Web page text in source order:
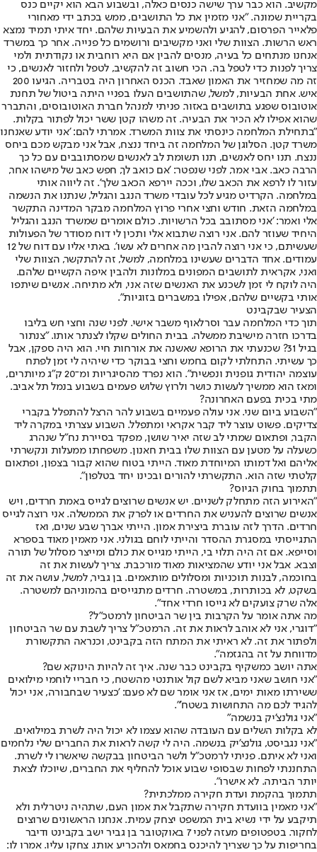
מקשיב. הוא כבר ערך שישה כנסים כאלה, ובשבוע הבא הוא יקיים כנס
בקריית שמונה. "אני מזמין את כל התושבים, ממש בכתב ידי מאחורי
פלאייר הפרסום, להגיע ולהשמיע את הבעיות שלהם. יחד איתי תמיד נמצא
ראש הרשות. הצוות שלי ואני מקשיבים ורושמים כל פנייה. אחר כך במשרד
אנחנו מנתחים כל בעיה, מנסים להבין אם היא רוחבית או נקודתית ולמי
צריך לפנות כדי לטפל בה. הכי חשוב זה להקשיב, לטפל ולחזור לאנשים, כי
זה מה שמחזיר את האמון שאבד. הכנס האחרון היה בטבריה. הגיעו 200
איש. אחת הבעיות, למשל, שהתושבים העלו בפניי היתה ביטול של תחנת
אוטובוס שפגע בתושבים באזור. פניתי למנהל חברת האוטובוסים, והתברר
שהוא אפילו לא הכיר את הבעיה. זה משהו קטן ששר יכול לפתור בקלות.
"בתחילת המלחמה כינסתי את צוות המשרד. אמרתי להם: 'אני יודע שאנחנו
משרד קטן. הסלוגן של המלחמה זה ביחד ננצח, אבל אני מבקש מכם ביחס
ננצח. תנו יחס לאנשים, תנו תשומת לב לאנשים שמסתובבים עם כל כך
הרבה כאב. אבי אמר, לפני שנפטר: 'אם כואב לך, חפש כאב של מישהו אחר,
עזור לו לרפא את הכאב שלו, וככה יירפא הכאב שלך'. זה ליווה אותי
במלחמה. הקרדיט מגיע לכל עובדי משרד הנגב והגליל, שנתנו את הנשמה
במלחמה הזאת. חודש וחצי אחרי פרוץ המלחמה מבקר המדינה התקשר
אלי ואמר: 'אני מסתובב בכל הרשויות. כולם אומרים שמשרד הנגב והגליל
היחיד שעוזר להם. אני רוצה שתבוא אלי ותכין לי דוח מסודר של הפעולות
שעשיתם, כי אני רוצה להבין מה אחרים לא עשו'. באתי אליו עם דוח של 12
עמודים. אחד הדברים שעשינו במלחמה, למשל, זה להתקשר, הצוות שלי
ואני, אקראית לתושבים המפונים במלונות ולהבין איפה הקשיים שלהם.
היה לוקח לי זמן לשכנע את האנשים שזה אני, ולא מתיחה. אנשים שיתפו
אותי בקשיים שלהם, אפילו במשברים בזוגיות".
הצעיר שבקבינט
תוך כדי המלחמה עבר וסרלאוף משבר אישי. לפני שנה וחצי חש בליבו
בדרכו חזרה מישיבת ממשלה. בבית החולים שקלו לצנתר אותו. "צנתור
בגיל 31? שכנעתי את הרופא שאשנה את אורחות חיי. הוא היה ספקן, אבל
כך עשיתי. התחלתי לקום בחמש וחצי בבוקר כדי שיהיה לי זמן לפתח
עוצמה יהודית גופנית ונפשית". הוא נפרד מהסיגריות ומ־20 ק"ג מיותרים,
ומאז הוא ממשיך לעשות כושר ולרוץ שלוש פעמים בשבוע בנמל תל אביב.
מתי בכית בפעם האחרונה?
"השבוע ביום שני. אני עולה פעמיים בשבוע להר הרצל להתפלל בקברי
צדיקים. פשוט עוצר ליד קבר אקראי ומתפלל. השבוע עצרתי במקרה ליד
הקבר, ופתאום שמתי לב שזה יאיר שושן, מפקד בסיירת נח"ל שנהרג
כשעלה על מטען עם הצוות שלו בבית חאנון. משפחתו ממעלות ונקשרתי
אליהם ואל דמותו המיוחדת מאוד. הייתי בטוח שהוא קבור בצפון, ופתאום
קלטתי שזה הוא. התקשרתי להורים ובכינו יחד בטלפון".
תתמוך בחוק הגיוס?
"האירוע הזה מתחלק לשניים. יש אנשים שרוצים לגייס באמת חרדים, ויש
אנשים שרוצים להעניש את החרדים או לפרק את הממשלה. אני רוצה לגייס
חרדים. הדרך לזה עוברת ביצירת אמון. הייתי אברך שבע שנים, ואז
התגייסתי במסגרת ההסדר והייתי לוחם בגולני. אני מאמין מאוד בספרא
וסייפא. אם זה היה תלוי בי, הייתי מגייס את כולם ומייצר מסלול של תורה
וצבא. אבל אני יודע שהמציאות מאוד מורכבת. צריך לעשות את זה
בחוכמה, לבנות תוכניות ומסלולים מותאמים. בן גביר, למשל, עושה את זה
בשקט, לא בכותרות, במשטרה. חרדים מתגייסים בהמוניהם למשטרה.
אלה שרק צועקים לא גייסו חרדי אחד".
מה אתה אומר על הקרבות בין שר הביטחון לרמטכ"ל?
"דוגרי, אני לא אוהב לראות את זה. הרמטכ"ל צריך לשבת עם שר הביטחון
ולפתור את זה. לא ראיתי את המתח הזה בקבינט, וכנראה התקשורת
מדווחת על זה בהגזמה".
אתה יושב כמשקיף בקבינט כבר שנה. איך זה להיות הינוקא שם?
"אני חושב שאני מביא לשם קול אותנטי מהשטח, כי חבריי לוחמי מילואים
ששירתו מאות ימים, אז אני אומר שם לא פעם: 'כצעיר שבחבורה, אני יכול
להגיד לכם מה התחושות בשטח'".
"אני גולנצ'יק בנשמה"
לא בקלות השלים עם העובדה שהוא עצמו לא יכול היה לשרת במילואים.
"אני נגביסט, גולנצ'יק בנשמה. היה לי קשה לראות את החברים שלי נלחמים
ואני לא איתם. פניתי לרמטכ"ל ולשר הביטחון בבקשה שיאשרו לי לשרת.
התחננתי לפחות שבסופי שבוע אוכל להחליף את החברים, שיוכלו לצאת
יותר הביתה. לא אישרו".
תתמוך בהקמת ועדת חקירה ממלכתית?
"אני מאמין בוועדת חקירה שתקבל את אמון העם, שתהיה ניטרלית ולא
תיקבע על ידי נשיא בית המשפט יצחק עמית. אנחנו הראשונים שרוצים
לחקור. בטפטופים מעזה לפני 7 באוקטובר בן גביר ישב בקבינט ודיבר
בחריפות על כך שצריך להיכנס בחמאס ולהכריע אותו. צחקו עליו. אמרו לו: